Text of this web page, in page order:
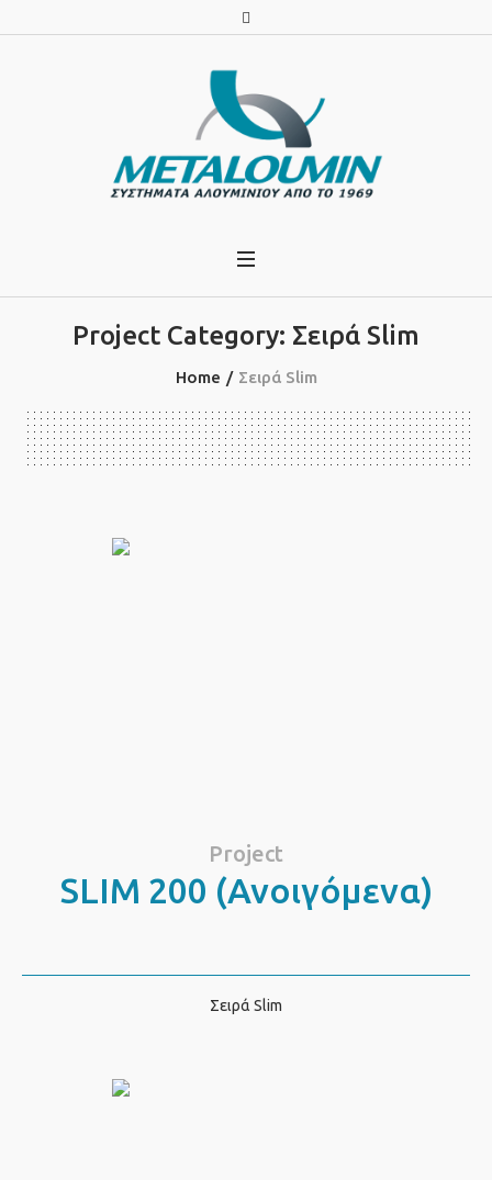
Project Category: Σειρά Slim
Home / Σειρά Slim
Project
SLIM 200 (Ανοιγόμενα)
Σειρά Slim